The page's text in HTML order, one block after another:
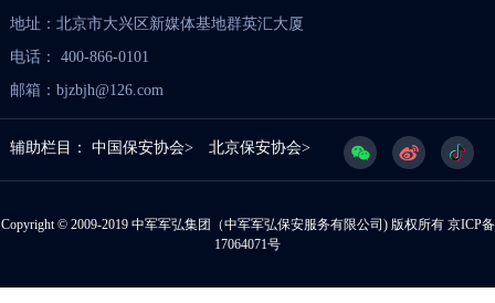
地址：北京市大兴区新媒体基地群英汇大厦
电话： 400-866-0101
邮箱：bjzbjh@126.com
辅助栏目： 中国保安协会> 北京保安协会>
Copyright © 2009-2019 中军军弘集团（中军军弘保安服务有限公司) 版权所有 京ICP备
17064071号